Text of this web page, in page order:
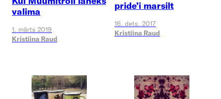
valima
1. märts 2019
Kristiina Raud
pride’i marsilt
16. dets. 2017
Kristiina Raud